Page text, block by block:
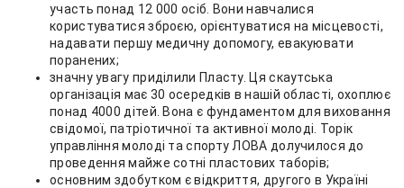
участь понад 12 000 осіб. Вони навчалися
користуватися зброєю, орієнтуватися на місцевості,
надавати першу медичну допомогу, евакуювати
поранених;
значну увагу приділили Пласту. Ця скаутська
організація має 30 осередків в нашій області, охоплює
понад 4000 дітей. Вона є фундаментом для виховання
свідомої, патріотичної та активної молоді. Торік
управління молоді та спорту ЛОВА долучилося до
проведення майже сотні пластових таборів;
основним здобутком є відкриття, другого в Україні